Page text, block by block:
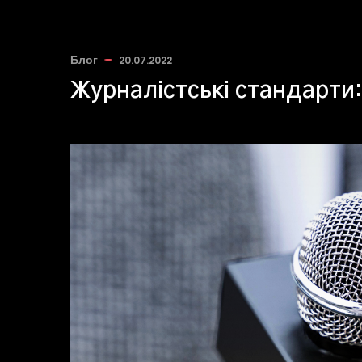
Блог 20.07.2022
Журналістські